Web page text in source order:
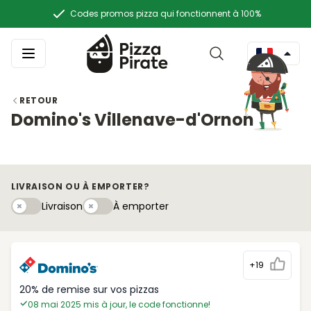
Codes promos pizza qui fonctionnent à 100%
RETOUR
Domino's Villenave-d'Ornon
LIVRAISON OU À EMPORTER?
LivraisonLivraisonÀ emportery
À emporter
+19
20% de remise sur vos pizzas
08 mai 2025 mis à jour, le code fonctionne!